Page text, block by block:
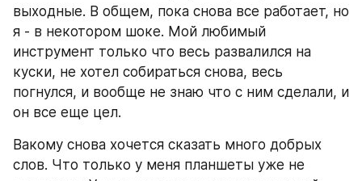
выходные. В общем, пока снова все работает, но
я - в некотором шоке. Мой любимый
инструмент только что весь развалился на
куски, не хотел собираться снова, весь
погнулся, и вообще не знаю что с ним сделали, и
он все еще цел.
Вакому снова хочется сказать много добрых
слов. Что только у меня планшеты уже не